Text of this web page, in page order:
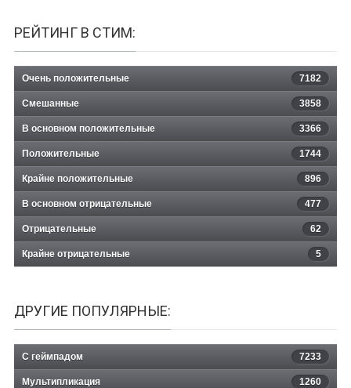
РЕЙТИНГ В СТИМ:
Очень положительные 7182
Смешанные 3858
В основном положительные 3366
Положительные 1744
Крайне положительные 896
В основном отрицательные 477
Отрицательные 62
Крайне отрицательные 5
ДРУГИЕ ПОПУЛЯРНЫЕ:
С геймпадом 7233
Мультипликация 1260